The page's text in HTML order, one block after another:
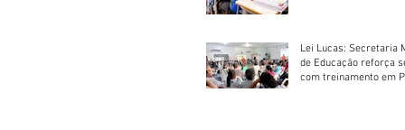
Lei Lucas: Secretaria
de Educação reforça
com treinamento em